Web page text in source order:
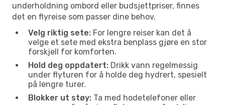
underholdning ombord eller budsjettpriser, finnes
det en flyreise som passer dine behov.
Velg riktig sete: For lengre reiser kan det å
velge et sete med ekstra benplass gjøre en stor
forskjell for komforten.
Hold deg oppdatert: Drikk vann regelmessig
under flyturen for å holde deg hydrert, spesielt
på lengre turer.
Blokker ut støy: Ta med hodetelefoner eller